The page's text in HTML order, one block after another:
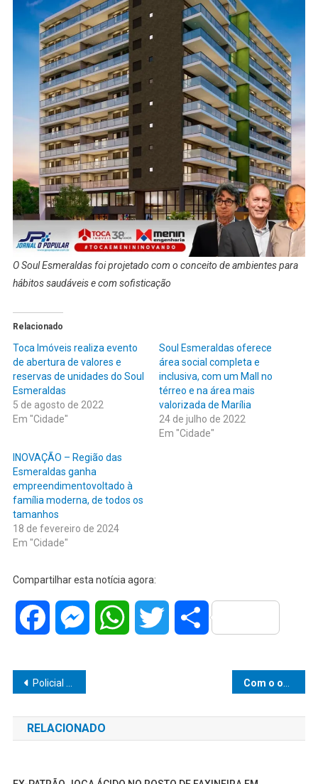
O Soul Esmeraldas foi projetado com o conceito de ambientes para
hábitos saudáveis e com sofisticação
Relacionado
Toca Imóveis realiza evento
de abertura de valores e
reservas de unidades do Soul
Esmeraldas
5 de agosto de 2022
Em "Cidade"
Soul Esmeraldas oferece
área social completa e
inclusiva, com um Mall no
térreo e na área mais
valorizada de Marília
24 de julho de 2022
Em "Cidade"
INOVAÇÃO – Região das
Esmeraldas ganha
empreendimentovoltado à
família moderna, de todos os
tamanhos
18 de fevereiro de 2024
Em "Cidade"
Compartilhar esta notícia agora:
Facebook MessengerWhatsAppTwitter Share
Navegação
de
Post
Policial mata esposa, filhos, mãe e irmão, além de mais dois desconhecidos nesta madrugada Com o objetivo de ampliar o excelente trabalho já desenvolvido na área social em Marília, vereador Dr. Elio Ajeka requer a reforma no prédio do Centro Pop
RELACIONADO